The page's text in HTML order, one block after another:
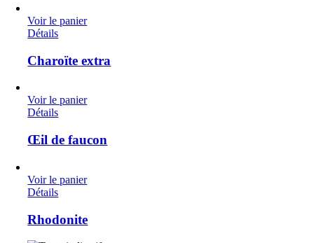
Voir le panier
Détails
Charoïte extra
Voir le panier
Détails
Œil de faucon
Voir le panier
Détails
Rhodonite